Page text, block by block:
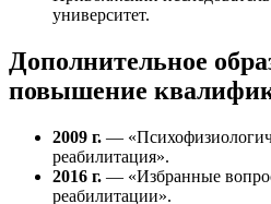
университет.
Дополнительное
повышение
2009 г. —
реабилитация».
2016 г. — «Избранные
реабилитации».